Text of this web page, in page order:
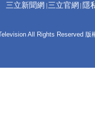
三立新聞網 三立官網 隱
All Rights Reserved 版